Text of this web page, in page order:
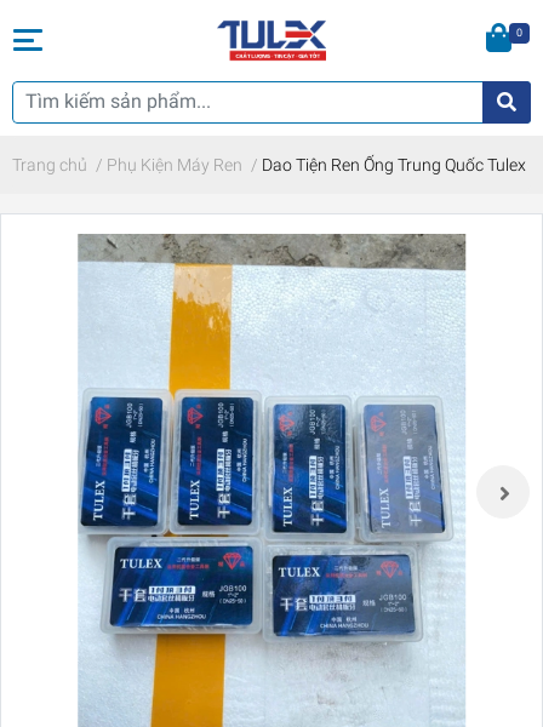
0
Trang chủ / Phụ Kiện Máy Ren / Dao Tiện Ren Ống Trung Quốc Tulex